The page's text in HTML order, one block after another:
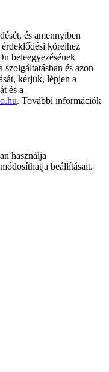
és amennyiben
köreihez
beleegyezésének
és azon
kérjük, lépjen a
és a
. További információk
használja
beállításait.